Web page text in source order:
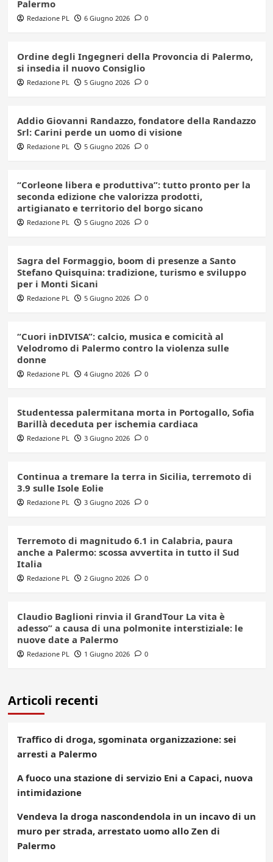
Palermo
Redazione PL 6 Giugno 2026 0
Ordine degli Ingegneri della Provoncia di Palermo,
si insedia il nuovo Consiglio
Redazione PL 5 Giugno 2026 0
Addio Giovanni Randazzo, fondatore della Randazzo
Srl: Carini perde un uomo di visione
Redazione PL 5 Giugno 2026 0
“Corleone libera e produttiva”: tutto pronto per la
seconda edizione che valorizza prodotti,
artigianato e territorio del borgo sicano
Redazione PL 5 Giugno 2026 0
Sagra del Formaggio, boom di presenze a Santo
Stefano Quisquina: tradizione, turismo e sviluppo
per i Monti Sicani
Redazione PL 5 Giugno 2026 0
“Cuori inDIVISA”: calcio, musica e comicità al
Velodromo di Palermo contro la violenza sulle
donne
Redazione PL 4 Giugno 2026 0
Studentessa palermitana morta in Portogallo, Sofia
Barillà deceduta per ischemia cardiaca
Redazione PL 3 Giugno 2026 0
Continua a tremare la terra in Sicilia, terremoto di
3.9 sulle Isole Eolie
Redazione PL 3 Giugno 2026 0
Terremoto di magnitudo 6.1 in Calabria, paura
anche a Palermo: scossa avvertita in tutto il Sud
Italia
Redazione PL 2 Giugno 2026 0
Claudio Baglioni rinvia il GrandTour La vita è
adesso” a causa di una polmonite interstiziale: le
nuove date a Palermo
Redazione PL 1 Giugno 2026 0
Articoli recenti
Traffico di droga, sgominata organizzazione: sei
arresti a Palermo
A fuoco una stazione di servizio Eni a Capaci, nuova
intimidazione
Vendeva la droga nascondendola in un incavo di un
muro per strada, arrestato uomo allo Zen di
Palermo